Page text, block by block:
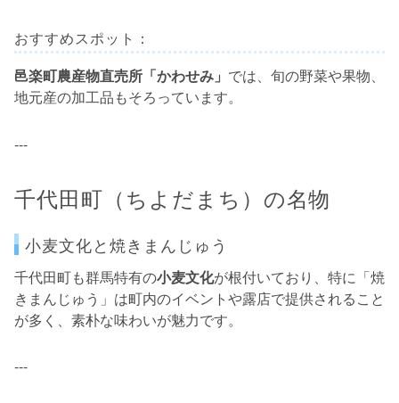
おすすめスポット：
邑楽町農産物直売所「かわせみ」 では、旬の野菜や果物、
地元産の加工品もそろっています。
---
千代田町（ちよだまち）の名物
小麦文化と焼きまんじゅう
千代田町も群馬特有の小麦文化が根付いており、特に「焼
きまんじゅう」は町内のイベントや露店で提供されること
が多く、素朴な味わいが魅力です。
---